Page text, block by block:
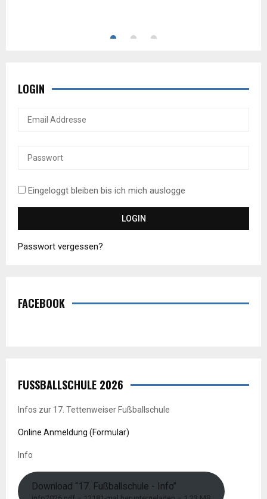
LOGIN
Eingeloggt bleiben bis ich mich auslogge
Passwort vergessen?
FACEBOOK
FUSSBALLSCHULE 2026
Infos zur 17. Tettenweiser Fußballschule
Online Anmeldung (Formular)
Info
Download “17. Fußballschule - Info”